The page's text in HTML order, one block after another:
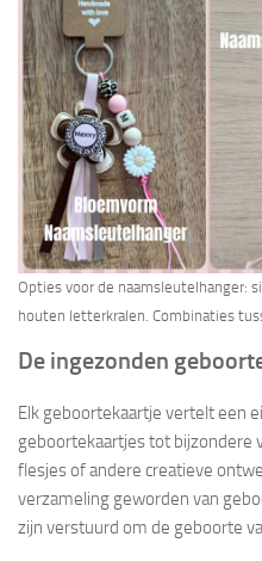
Opties voor de naamsleutelhanger:
houten letterkralen. Combinaties
De ingezonden
Elk geboortekaartje vertelt een
geboortekaartjes tot bijzondere
flesjes of andere creatieve
verzameling geworden van
zijn verstuurd om de geboorte